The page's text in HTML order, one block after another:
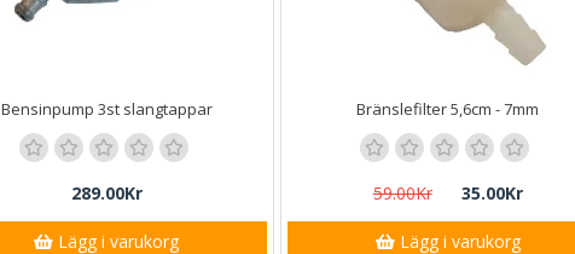
Bensinpump 3st slangtappar
289.00Kr
Lägg i varukorg
Bränslefilter 5,6cm - 7mm
59.00Kr 35.00Kr
Lägg i varukorg